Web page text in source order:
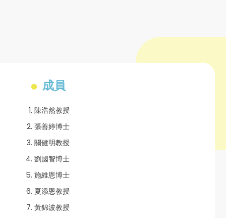
成員
陳浩然教授
張善婷博士
關健明教授
劉國智博士
施維恩博士
夏添恩教授
黃錦波教授